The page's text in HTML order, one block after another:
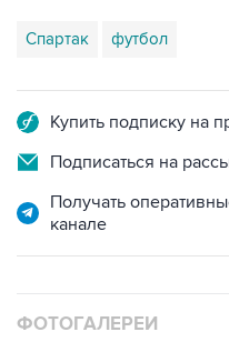
Спартак футбол
Купить подписку на
Подписаться на
Получать
канале
ФОТОГАЛЕРЕИ